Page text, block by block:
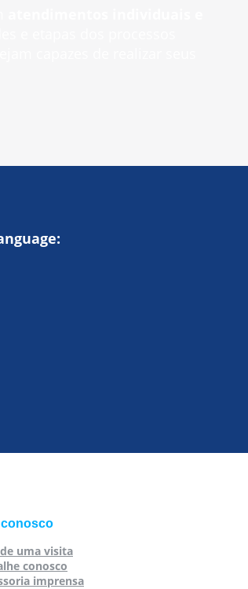
conosco
uma visita
conosco
imprensa